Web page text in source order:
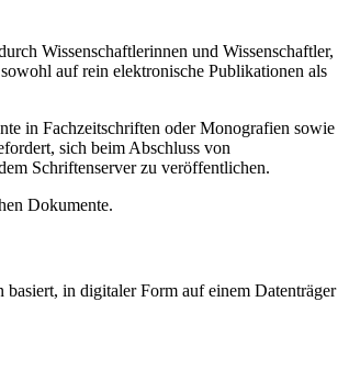
Wissenschaftlerinnen und Wissenschaftler,
auf rein elektronische Publikationen als
in Fachzeitschriften oder Monografien sowie
sich beim Abschluss von
Schriftenserver zu veröffentlichen.
Dokumente.
in digitaler Form auf einem Datenträger